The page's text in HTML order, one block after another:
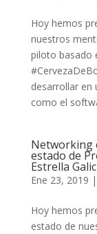
Hoy hemos
nuestros
piloto basado
desarrollar en
como el
Networking
estado de
Estrella
Ene 23, 2019 |
Hoy hemos
estado de